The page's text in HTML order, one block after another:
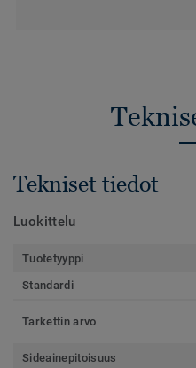
Tekniset tiedot
Luokittelu
Tuotetyyppi
Standardi
Tarkettin arvo
Sideainepitoisuus